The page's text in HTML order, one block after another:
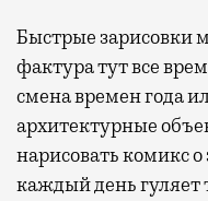
Быстрые зарисовки
фактура тут все
смена времен года
архитектурные
нарисовать комикс о
каждый день гуляет